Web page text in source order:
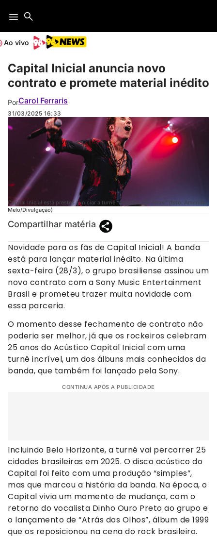
Ao vivo
Capital Inicial anuncia novo
contrato e promete material inédito
PorCarol Ferraris
31/03/2025 16:33
Capital Inicial está prestes a iniciar a turnê “Acústico 25 Anos” (foto: Amanda
Melo/Divulgação)
Compartilhar matéria
Novidade para os fãs de Capital Inicial! A banda
está para lançar material inédito. Na última
sexta-feira (28/3), o grupo brasiliense assinou um
novo contrato com a Sony Music Entertainment
Brasil e prometeu trazer muita novidade com
essa parceria.
O momento desse fechamento de contrato não
poderia ser melhor, já que os rockeiros celebram
25 anos do Acústico Capital Inicial com uma
turnê incrível, um dos álbuns mais conhecidos da
banda, que também foi lançado pela Sony.
CONTINUA APÓS A PUBLICIDADE
Incluindo Belo Horizonte, a turnê vai percorrer 25
cidades brasileiras em 2025. O disco acústico do
Capital foi feito com uma produção “simples”,
mas que marcou a história da banda. Na época, o
Capital vivia um momento de mudança, com o
retorno do vocalista Dinho Ouro Preto ao grupo e
o lançamento de “Atrás dos Olhos”, álbum de 1999
que os reposicionou na cena do rock brasileiro.